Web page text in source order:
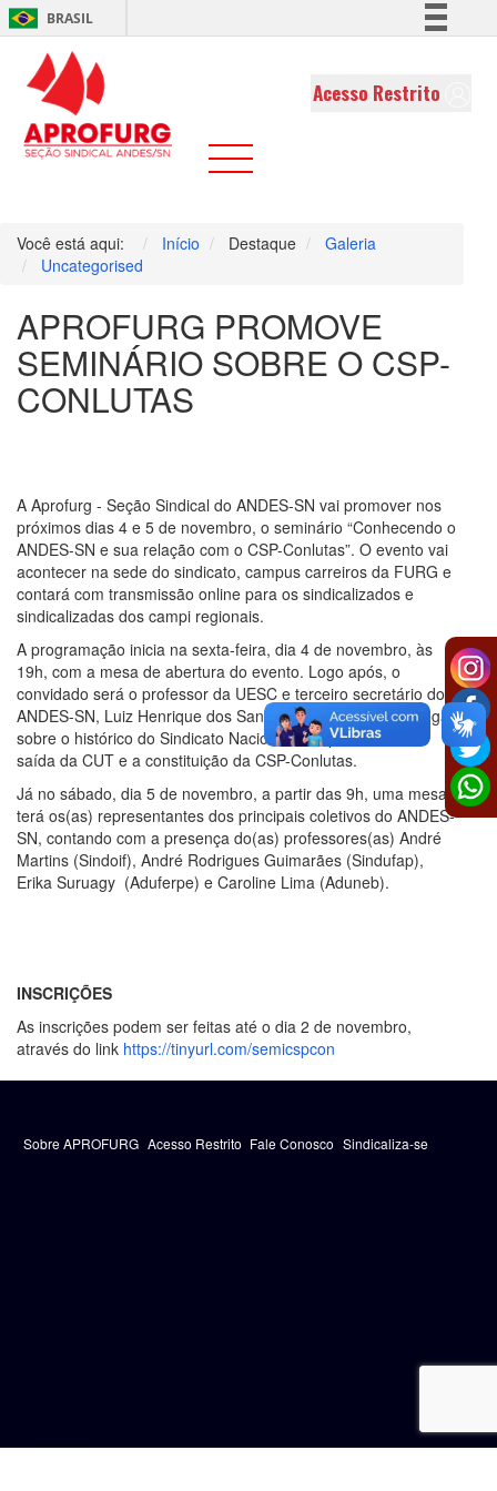
BRASIL
Comunica BR
Acesso Restrito
Você está aqui: Início Destaque
Galeria
Uncategorised
APROFURG PROMOVE
SEMINÁRIO SOBRE O CSP-
CONLUTAS
A Aprofurg - Seção Sindical do ANDES-SN vai promover nos
próximos dias 4 e 5 de novembro, o seminário “Conhecendo o
ANDES-SN e sua relação com o CSP-Conlutas”. O evento vai
acontecer na sede do sindicato, campus carreiros da FURG e
contará com transmissão online para os sindicalizados e
sindicalizadas dos campi regionais.
A programação inicia na sexta-feira, dia 4 de novembro, às
19h, com a mesa de abertura do evento. Logo após, o
convidado será o professor da UESC e terceiro secretário do
ANDES-SN, Luiz Henrique dos Santos Blume, que vai dialogar
sobre o histórico do Sindicato Nacional e os processos de
saída da CUT e a constituição da CSP-Conlutas.
Já no sábado, dia 5 de novembro, a partir das 9h, uma mesa
terá os(as) representantes dos principais coletivos do ANDES-
SN, contando com a presença do(as) professores(as) André
Martins (Sindoif), André Rodrigues Guimarães (Sindufap),
Erika Suruagy (Aduferpe) e Caroline Lima (Aduneb).
INSCRIÇÕES
As inscrições podem ser feitas até o dia 2 de novembro,
através do link https://tinyurl.com/semicspcon
Sobre APROFURG Acesso Restrito Fale Conosco Sindicaliza-se